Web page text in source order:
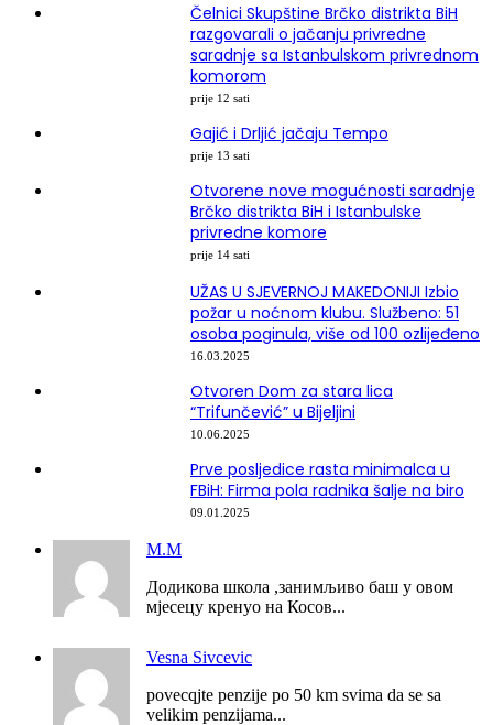
Čelnici Skupštine Brčko distrikta BiH
razgovarali o jačanju privredne
saradnje sa Istanbulskom privrednom
komorom
prije 12 sati
Gajić i Drljić jačaju Tempo
prije 13 sati
Otvorene nove mogućnosti saradnje
Brčko distrikta BiH i Istanbulske
privredne komore
prije 14 sati
UŽAS U SJEVERNOJ MAKEDONIJI Izbio
požar u noćnom klubu. Službeno: 51
osoba poginula, više od 100 ozlijeđeno
16.03.2025
Otvoren Dom za stara lica
“Trifunčević” u Bijeljini
10.06.2025
Prve posljedice rasta minimalca u
FBiH: Firma pola radnika šalje na biro
09.01.2025
М.М
Додикова школа ,занимљиво баш у овом
мјесецу кренуо на Косов...
Vesna Sivcevic
povecqjte penzije po 50 km svima da se sa
velikim penzijama...